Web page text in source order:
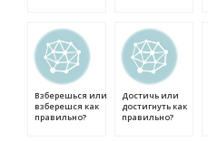
Взберешься или
взберешся как
правильно?
Достичь или
достигнуть как
правильно?